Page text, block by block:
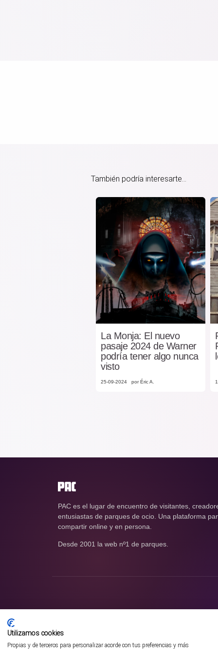
También podría interesarte...
La Monja: El nuevo
pasaje 2024 de Warner
podría tener algo nunca
visto
25-09-2024 por Éric A.
PAC es el lugar de encuentro de visitantes,
entusiastas de parques de ocio. Una plataforma
compartir online y en persona.
Desde 2001 la web nº1 de parques.
Utilizamos cookies
Propias y de terceros para personalizar acorde con tus preferencias y más